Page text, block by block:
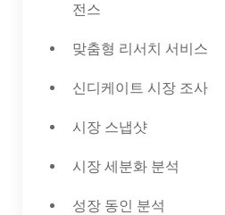
전스
맞춤형 리서치 서비스
신디케이트 시장 조사
시장 스냅샷
시장 세분화 분석
성장 동인 분석